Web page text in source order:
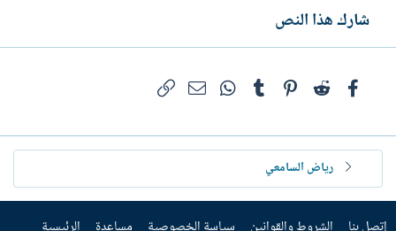
شارك هذا النص
فيسبوكReddit
Pinterest
Tumblr
WhatsAppالبريد الإلكتروني
رياض السامعي